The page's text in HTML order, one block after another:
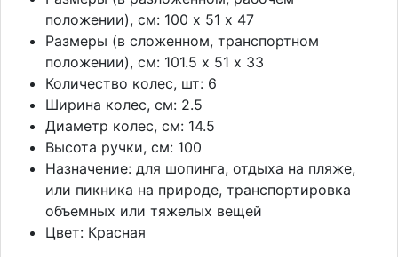
положении), см: 100 х 51 х 47
Размеры (в сложенном, транспортном
положении), см: 101.5 х 51 х 33
Количество колес, шт: 6
Ширина колес, см: 2.5
Диаметр колес, см: 14.5
Высота ручки, см: 100
Назначение: для шопинга, отдыха на пляже,
или пикника на природе, транспортировка
объемных или тяжелых вещей
Цвет: Красная